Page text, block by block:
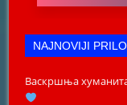
NAJNOVIJI
Васкршња